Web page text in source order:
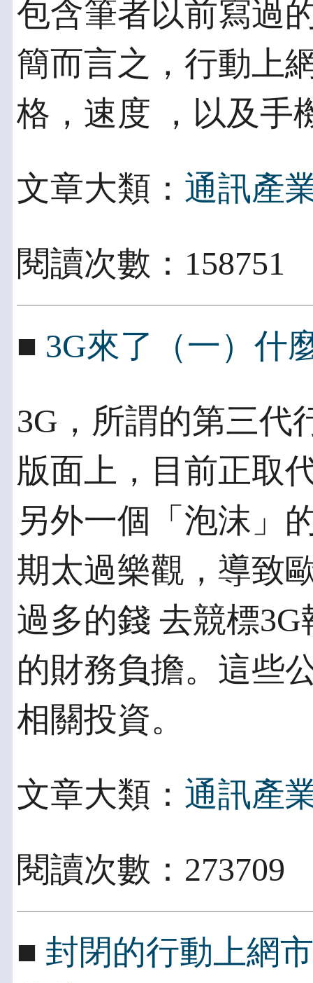
包含筆者以前寫過
簡而言之，行動上
格，速度 ，以及手
文章大類： 通訊產
閱讀次數：
■ 3G來了（一）什
3G，所謂的第三代
版面上，目前正取
另外一個「泡沫」
期太過樂觀，導致
過多的錢 去競標
的財務負擔。這些
相關投資。
文章大類： 通訊產
閱讀次數：
■ 封閉的行動上網